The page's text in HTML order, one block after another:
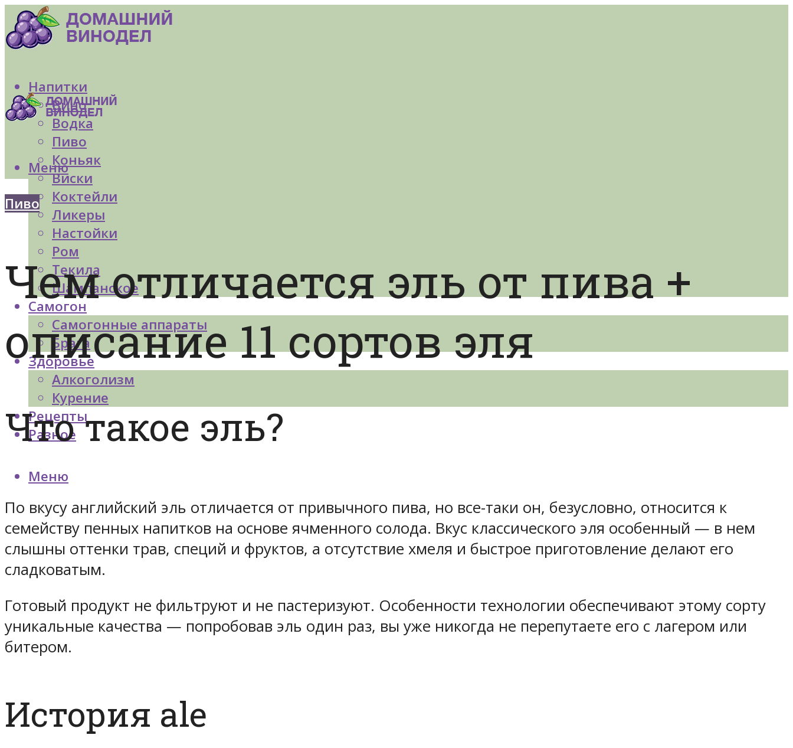
Напитки
Вино
Водка
Пиво
Коньяк
Виски
Коктейли
Ликеры
Настойки
Ром
Текила
Шампанское
Самогон
Самогонные аппараты
Брага
Здоровье
Алкоголизм
Курение
Рецепты
Разное
Меню
Меню
Пиво
Чем отличается эль от пива +
описание 11 сортов эля
Что такое эль?
По вкусу английский эль отличается от привычного пива, но все-таки он, безусловно, относится к
семейству пенных напитков на основе ячменного солода. Вкус классического эля особенный — в нем
слышны оттенки трав, специй и фруктов, а отсутствие хмеля и быстрое приготовление делают его
сладковатым.
Готовый продукт не фильтруют и не пастеризуют. Особенности технологии обеспечивают этому сорту
уникальные качества — попробовав эль один раз, вы уже никогда не перепутаете его с лагером или
битером.
История ale